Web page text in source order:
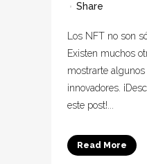
Share
Los NFT no son
Existen muchos
mostrarte
innovadores.
este post!...
Read More